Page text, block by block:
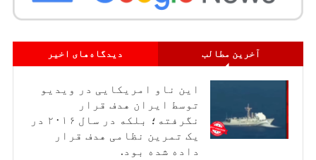
آخرین مطالب دیدگاه‌های اخیر
این ناو امریکایی در ویدیو
توسط ایران هدف قرار
نگرفته؛ بلکه در سال ۲۰۱۶ در
یک تمرین نظامی هدف قرار
داده شده بود.